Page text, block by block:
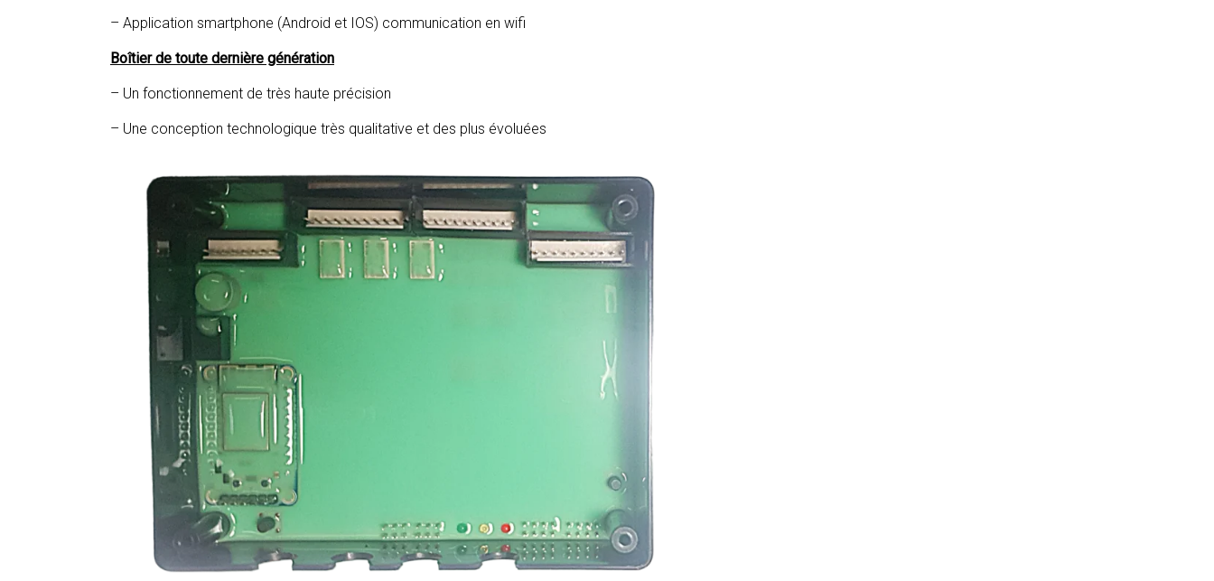
– Application smartphone (Android et IOS) communication en wifi
Boîtier de toute dernière génération
– Un fonctionnement de très haute précision
– Une conception technologique très qualitative et des plus évoluées